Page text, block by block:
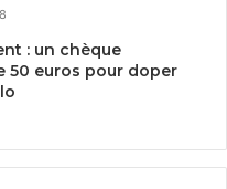
: un chèque
50 euros pour doper